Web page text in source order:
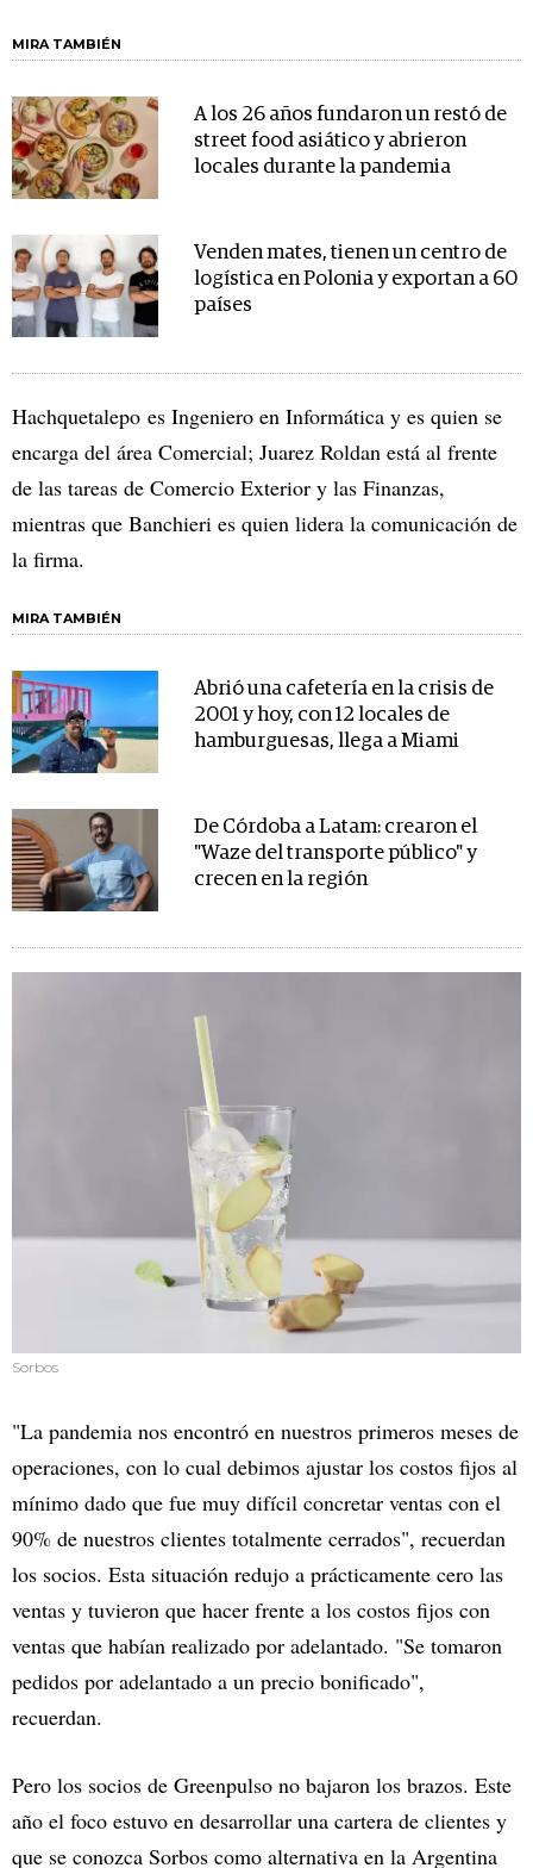
MIRA TAMBIÉN
A los 26 años fundaron un restó de
street food asiático y abrieron
locales durante la pandemia
Venden mates, tienen un centro de
logística en Polonia y exportan a 60
países
Hachquetalepo es Ingeniero en Informática y es quien se
encarga del área Comercial; Juarez Roldan está al frente
de las tareas de Comercio Exterior y las Finanzas,
mientras que Banchieri es quien lidera la comunicación de
la firma.
MIRA TAMBIÉN
Abrió una cafetería en la crisis de
2001 y hoy, con 12 locales de
hamburguesas, llega a Miami
De Córdoba a Latam: crearon el
"Waze del transporte público" y
crecen en la región
Sorbos
"La pandemia nos encontró en nuestros primeros meses de
operaciones, con lo cual debimos ajustar los costos fijos al
mínimo dado que fue muy difícil concretar ventas con el
90% de nuestros clientes totalmente cerrados", recuerdan
los socios. Esta situación redujo a prácticamente cero las
ventas y tuvieron que hacer frente a los costos fijos con
ventas que habían realizado por adelantado. "Se tomaron
pedidos por adelantado a un precio bonificado",
recuerdan.
Pero los socios de Greenpulso no bajaron los brazos. Este
año el foco estuvo en desarrollar una cartera de clientes y
que se conozca Sorbos como alternativa en la Argentina